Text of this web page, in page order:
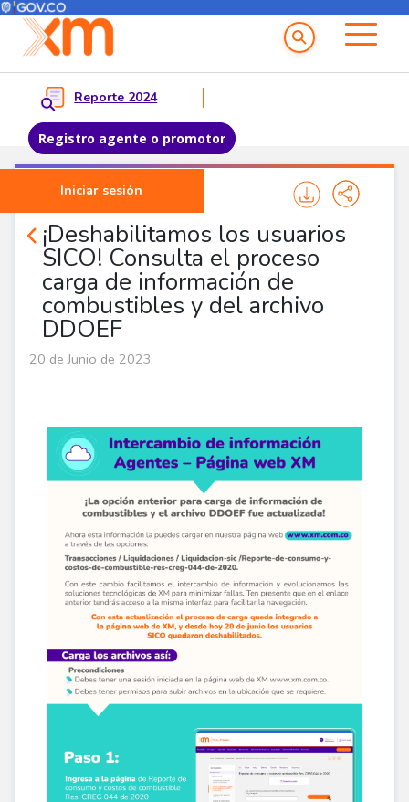
Pasar al contenido principal
Menú del Usuario
Reporte 2024
Registro agente o promotor
Iniciar sesión
Menu principal
¡Deshabilitamos los usuarios
SICO! Consulta el proceso
carga de información de
combustibles y del archivo
DDOEF
Noticias Corporativas
20 de Junio de 2023